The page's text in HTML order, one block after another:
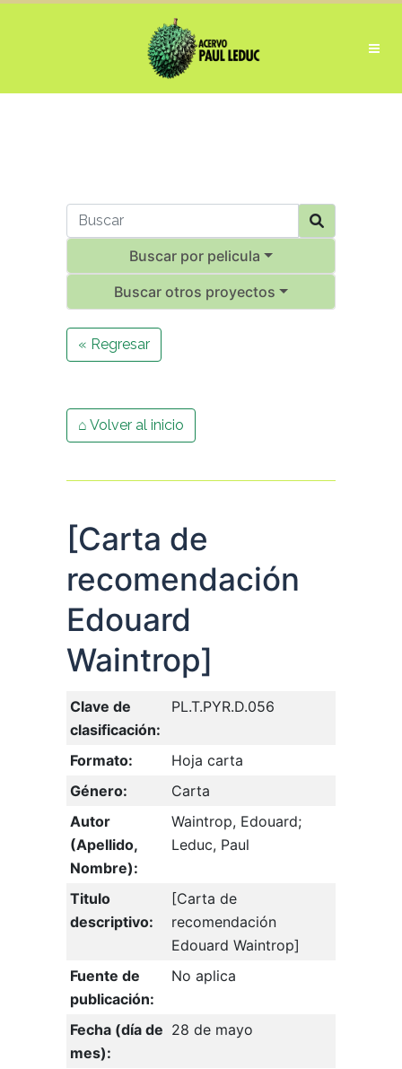
Buscar por pelicula
Buscar otros proyectos
« Regresar
⌂ Volver al inicio
[Carta de
recomendación
Edouard
Waintrop]
Clave de
clasificación:
PL.T.PYR.D.056
Formato:
Hoja carta
Género:
Carta
Autor
(Apellido,
Nombre):
Waintrop, Edouard;
Leduc, Paul
Titulo
descriptivo:
[Carta de
recomendación
Edouard Waintrop]
Fuente de
publicación:
No aplica
Fecha (día de
mes):
28 de mayo